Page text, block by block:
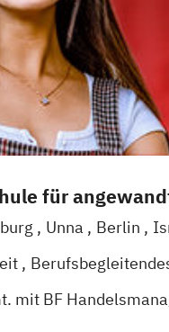
für
Unna Berlin
Hannover
Stuttgart
Studium
mit BF